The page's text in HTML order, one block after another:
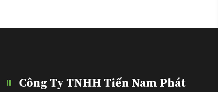
Công Ty TNHH Tiến Nam Phát